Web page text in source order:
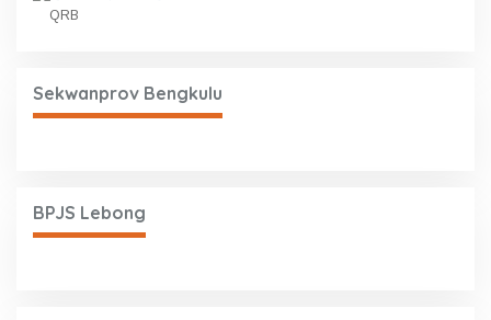
QRB
Sekwanprov Bengkulu
BPJS Lebong